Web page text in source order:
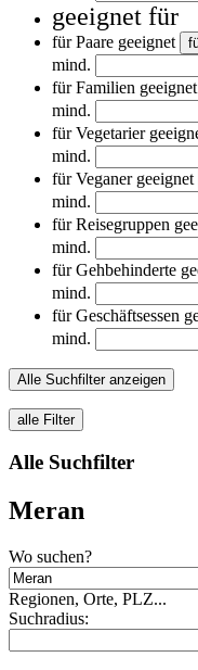
geeignet für
für Paare geeignet
mind.
für Familien geeignet
mind.
für Vegetarier
mind.
für Veganer geeignet
mind.
für Reisegruppen
mind.
für Gehbehinderte
mind.
für Geschäftsessen
mind.
Alle Suchfilter anzeigen
alle Filter
Alle Suchfilter
Meran
Wo suchen?
Regionen, Orte, PLZ...
Suchradius: